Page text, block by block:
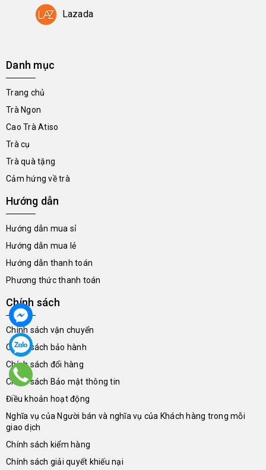
Lazada
Danh mục
Trang chủ
Trà Ngon
Cao Trà Atiso
Trà cụ
Trà quà tặng
Cảm hứng về trà
Hướng dẫn
Hướng dẫn mua sỉ
Hướng dẫn mua lẻ
Hướng dẫn thanh toán
Phương thức thanh toán
Chính sách
Chính sách vận chuyển
Chính sách bảo hành
Chính sách đổi hàng
Chính sách Bảo mật thông tin
Điều khoản hoạt động
Nghĩa vụ của Người bán và nghĩa vụ của Khách hàng trong mỗi
giao dịch
Chính sách kiểm hàng
Chính sách giải quyết khiếu nại